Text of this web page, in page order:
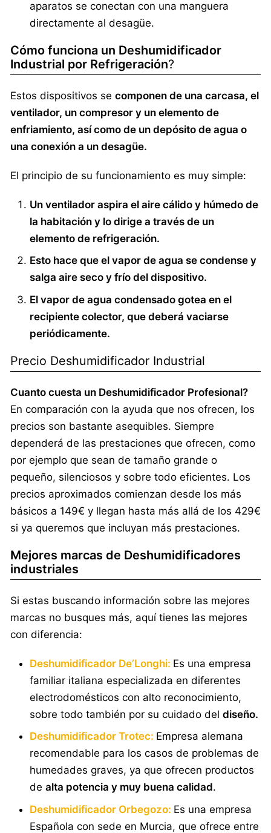
aparatos se conectan con una manguera
directamente al desagüe.
Cómo funciona un Deshumidificador
Industrial por Refrigeración?
Estos dispositivos se componen de una carcasa, el
ventilador, un compresor y un elemento de
enfriamiento, así como de un depósito de agua o
una conexión a un desagüe.
El principio de su funcionamiento es muy simple:
Un ventilador aspira el aire cálido y húmedo de
la habitación y lo dirige a través de un
elemento de refrigeración.
Esto hace que el vapor de agua se condense y
salga aire seco y frío del dispositivo.
El vapor de agua condensado gotea en el
recipiente colector, que deberá vaciarse
periódicamente.
Precio Deshumidificador Industrial
Cuanto cuesta un Deshumidificador Profesional?
En comparación con la ayuda que nos ofrecen, los
precios son bastante asequibles. Siempre
dependerá de las prestaciones que ofrecen, como
por ejemplo que sean de tamaño grande o
pequeño, silenciosos y sobre todo eficientes. Los
precios aproximados comienzan desde los más
básicos a 149€ y llegan hasta más allá de los 429€
si ya queremos que incluyan más prestaciones.
Mejores marcas de Deshumidificadores
industriales
Si estas buscando información sobre las mejores
marcas no busques más, aquí tienes las mejores
con diferencia:
Deshumidificador De’Longhi: Es una empresa
familiar italiana especializada en diferentes
electrodomésticos con alto reconocimiento,
sobre todo también por su cuidado del diseño.
Deshumidificador Trotec: Empresa alemana
recomendable para los casos de problemas de
humedades graves, ya que ofrecen productos
de alta potencia y muy buena calidad.
Deshumidificador Orbegozo: Es una empresa
Española con sede en Murcia, que ofrece entre